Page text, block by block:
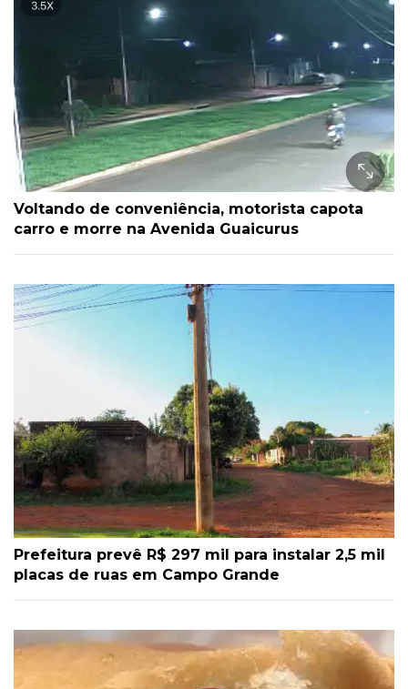
Voltando de conveniência, motorista capota
carro e morre na Avenida Guaicurus
Prefeitura prevê R$ 297 mil para instalar 2,5 mil
placas de ruas em Campo Grande